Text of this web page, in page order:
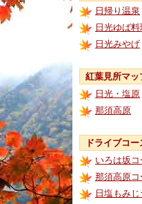
日帰り温泉
日光ゆば料
日光みやげ
紅葉見所マッ
日光・塩原
那須高原
ドライブコー
いろは坂コ
那須高原コ
日塩もみ